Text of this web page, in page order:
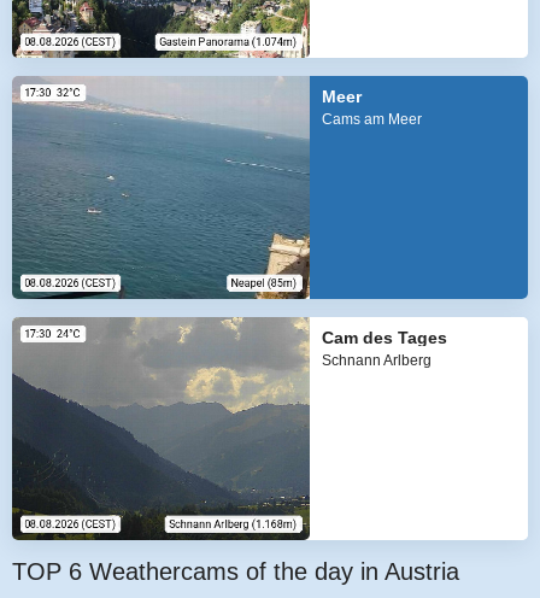
Meer
Cams am Meer
Cam des Tages
Schnann Arlberg
TOP 6 Weathercams of the day in Austria